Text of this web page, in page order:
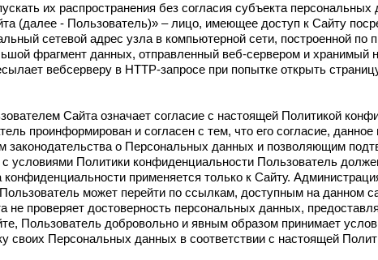
их распространения без согласия субъекта персональных
(далее - Пользователь)» – лицо, имеющее доступ к Сайту
сетевой адрес узла в компьютерной сети, построенной по
фрагмент данных, отправленный веб-сервером и хранимый
вебсерверу в HTTP-запросе при попытке открыть
Сайта означает согласие с настоящей Политикой
проинформирован и согласен с тем, что его согласие,
законодательства о Персональных данных и позволяющим
условиями Политики конфиденциальности Пользователь
применяется только к Сайту.
может перейти по ссылкам, доступным на данном
не проверяет достоверность персональных данных,
Пользователь добровольно и явным образом принимает
своих Персональных данных в соответствии с настоящей